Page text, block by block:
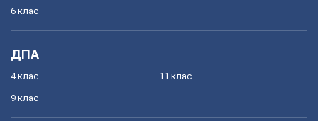
6 клас
ДПА
4 клас
9 клас
11 клас